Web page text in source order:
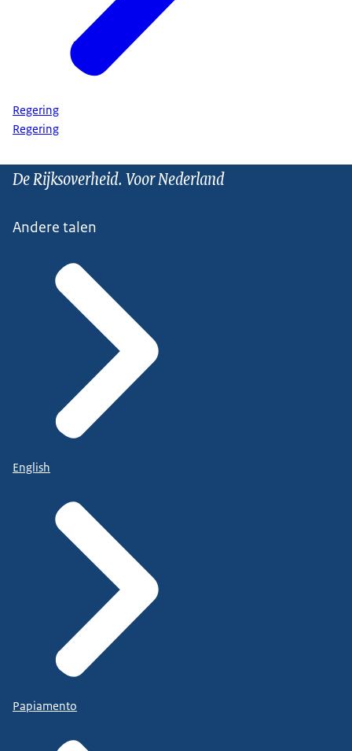
Regering
Regering
De Rijksoverheid. Voor Nederland
Andere talen
English
Papiamento